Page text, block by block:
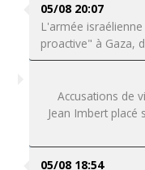
05/08 20:07
L'armée
proactive" à Gaza,
Accusations de
Jean Imbert
05/08 18:54